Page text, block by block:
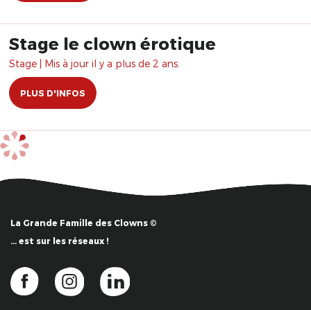
Stage le clown érotique
Stage | Mis à jour il y a plus de 2 ans.
PLUS D'INFOS
La Grande Famille des Clowns ©
… est sur les réseaux !